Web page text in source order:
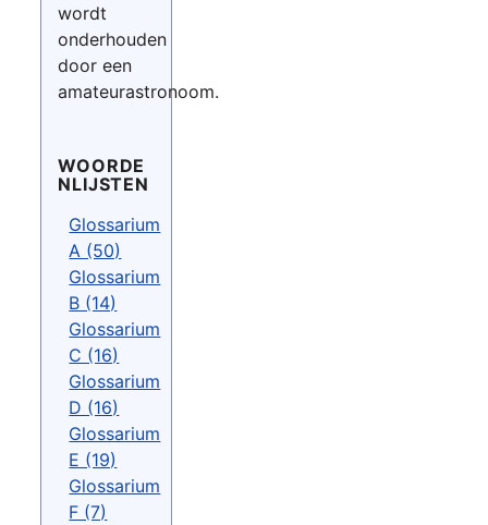
wordt
onderhouden
door een
amateurastronoom.
WOORDE
NLIJSTEN
Glossarium
A (50)
Glossarium
B (14)
Glossarium
C (16)
Glossarium
D (16)
Glossarium
E (19)
Glossarium
F (7)